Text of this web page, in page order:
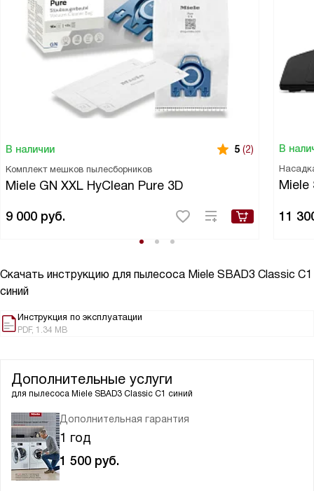
В наличии 5 (2)
Комплект мешков пылесборников
Miele GN XXL HyClean Pure 3D
9 000 руб.
В
Miele
11
Скачать инструкцию для пылесоса Miele SBAD3 Classic C1
синий
Инструкция по эксплуатации
PDF, 1.34 MB
Дополнительные услуги
для пылесоса Miele SBAD3 Classic C1 синий
Дополнительная гарантия
1 год
1 500 руб.